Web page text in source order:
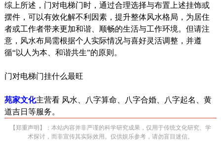
综上所述，门对电梯门时，通过合理选择与布置上述挂饰或
摆件，可以有效化解不利因素，提升整体风水格局，为居住
者或工作者带来更加和谐、顺畅的生活与工作环境。但请注
意，风水布局需根据个人实际情况与喜好灵活调整，并遵
循“以人为本、和谐共生”的原则。
门对电梯门挂什么最旺
苑家文化主营看 风水、八字算命、八字合婚、八字起名、黄
道吉日等服务。
【郑重声明】：本站内容并非严谨的科学研究成果，仅用于传统文化研究、学
术探讨，而非宣传其实际效用。仅供娱乐参考，请勿盲目迷信。